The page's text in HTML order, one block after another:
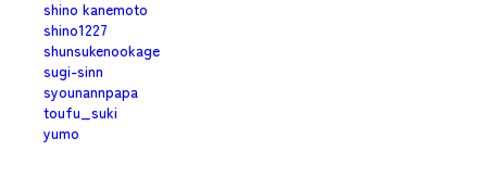
shino kanemoto
shino1227
shunsukenookage
sugi-sinn
syounannpapa
toufu_suki
yumo